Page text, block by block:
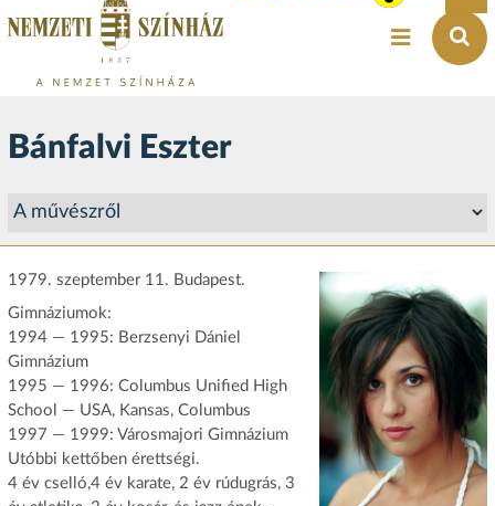
Bánfalvi Eszter
1979. szeptember 11. Budapest.
Gimnáziumok:
1994 — 1995: Berzsenyi Dániel
Gimnázium
1995 — 1996: Columbus Unified High
School — USA, Kansas, Columbus
1997 — 1999: Városmajori Gimnázium
Utóbbi kettőben érettségi.
4 év cselló,4 év karate, 2 év rúdugrás, 3